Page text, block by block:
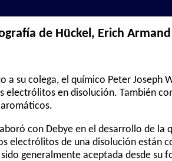
de Hückel, Erich
a su colega, el químico Peter Joseph
electrólitos en disolución. También
con Debye en el desarrollo de
electrólitos de una disolución están
generalmente aceptada desde su